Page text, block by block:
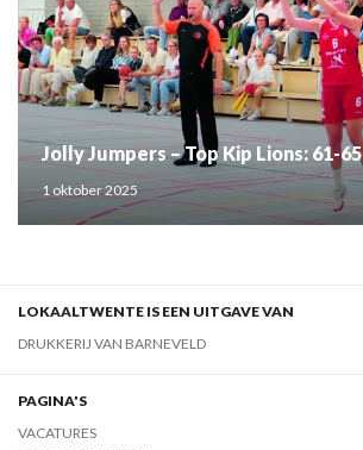
Jolly Jumpers – Top Kip Lions: 61-65
1 oktober 2025
LOKAALTWENTE IS EEN UITGAVE VAN
DRUKKERIJ VAN BARNEVELD
PAGINA'S
VACATURES